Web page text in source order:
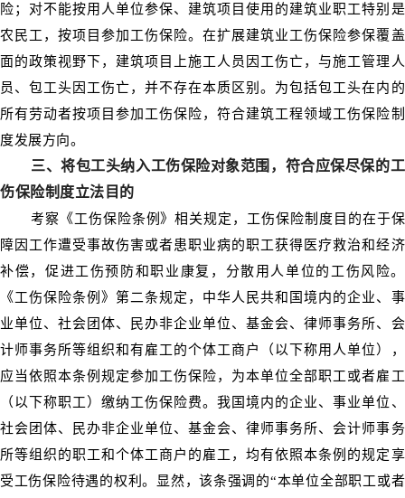
险；对不能按用人单位参保、建筑项目使用的建筑业职工特别是
农民工，按项目参加工伤保险。在扩展建筑业工伤保险参保覆盖
面的政策视野下，建筑项目上施工人员因工伤亡，与施工管理人
员、包工头因工伤亡，并不存在本质区别。为包括包工头在内的
所有劳动者按项目参加工伤保险，符合建筑工程领域工伤保险制
度发展方向。
三、将包工头纳入工伤保险对象范围，符合应保尽保的工
伤保险制度立法目的
考察《工伤保险条例》相关规定，工伤保险制度目的在于保
障因工作遭受事故伤害或者患职业病的职工获得医疗救治和经济
补偿，促进工伤预防和职业康复，分散用人单位的工伤风险。
《工伤保险条例》第二条规定，中华人民共和国境内的企业、事
业单位、社会团体、民办非企业单位、基金会、律师事务所、会
计师事务所等组织和有雇工的个体工商户（以下称用人单位），
应当依照本条例规定参加工伤保险，为本单位全部职工或者雇工
（以下称职工）缴纳工伤保险费。我国境内的企业、事业单位、
社会团体、民办非企业单位、基金会、律师事务所、会计师事务
所等组织的职工和个体工商户的雇工，均有依照本条例的规定享
受工伤保险待遇的权利。显然，该条强调的“本单位全部职工或者